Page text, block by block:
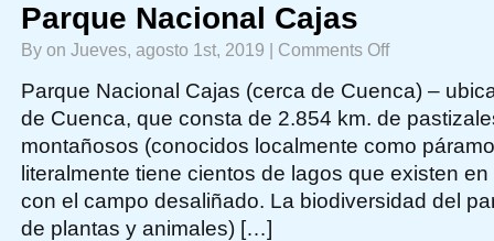
Parque Nacional Cajas
By on Jueves, agosto 1st, 2019 | Comments Offon
Cajas
Parque Nacional Cajas (cerca de Cuenca) –
de Cuenca, que consta de 2.854 km. de
montañosos (conocidos localmente como
literalmente tiene cientos de lagos que existen
con el campo desaliñado. La biodiversidad del
de plantas y animales) […]